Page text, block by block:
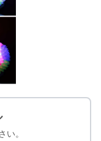
い。